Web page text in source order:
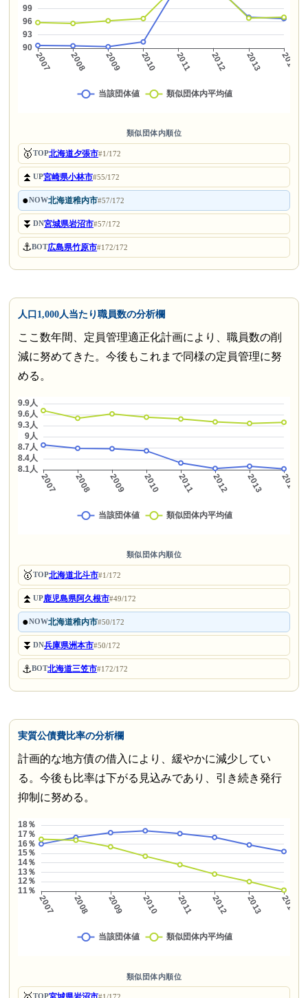
類似団体内順位
🥇TOP北海道夕張市#1/172
⏫UP宮崎県小林市#55/172
●NOW北海道稚内市#57/172
⏬DN宮城県岩沼市#57/172
⚓BOT広島県竹原市#172/172
人口1,000人当たり職員数の分析欄
ここ数年間、定員管理適正化計画により、職員数の削
減に努めてきた。今後もこれまで同様の定員管理に努
める。
類似団体内順位
🥇TOP北海道北斗市#1/172
⏫UP鹿児島県阿久根市#49/172
●NOW北海道稚内市#50/172
⏬DN兵庫県洲本市#50/172
⚓BOT北海道三笠市#172/172
実質公債費比率の分析欄
計画的な地方債の借入により、緩やかに減少してい
る。今後も比率は下がる見込みであり、引き続き発行
抑制に努める。
類似団体内順位
TOP